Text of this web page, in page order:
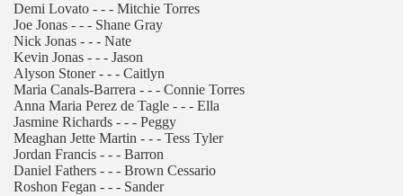
Demi Lovato - - - Mitchie Torres
Joe Jonas - - - Shane Gray
Nick Jonas - - - Nate
Kevin Jonas - - - Jason
Alyson Stoner - - - Caitlyn
Maria Canals-Barrera - - - Connie Torres
Anna Maria Perez de Tagle - - - Ella
Jasmine Richards - - - Peggy
Meaghan Jette Martin - - - Tess Tyler
Jordan Francis - - - Barron
Daniel Fathers - - - Brown Cessario
Roshon Fegan - - - Sander